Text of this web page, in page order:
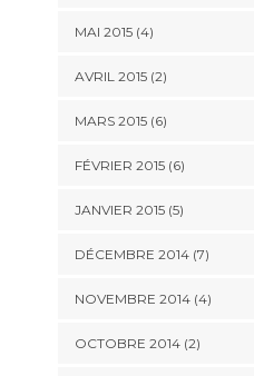
MAI 2015(4)
AVRIL 2015(2)
MARS 2015(6)
FÉVRIER 2015(6)
JANVIER 2015(5)
DÉCEMBRE 2014(7)
NOVEMBRE 2014(4)
OCTOBRE 2014(2)